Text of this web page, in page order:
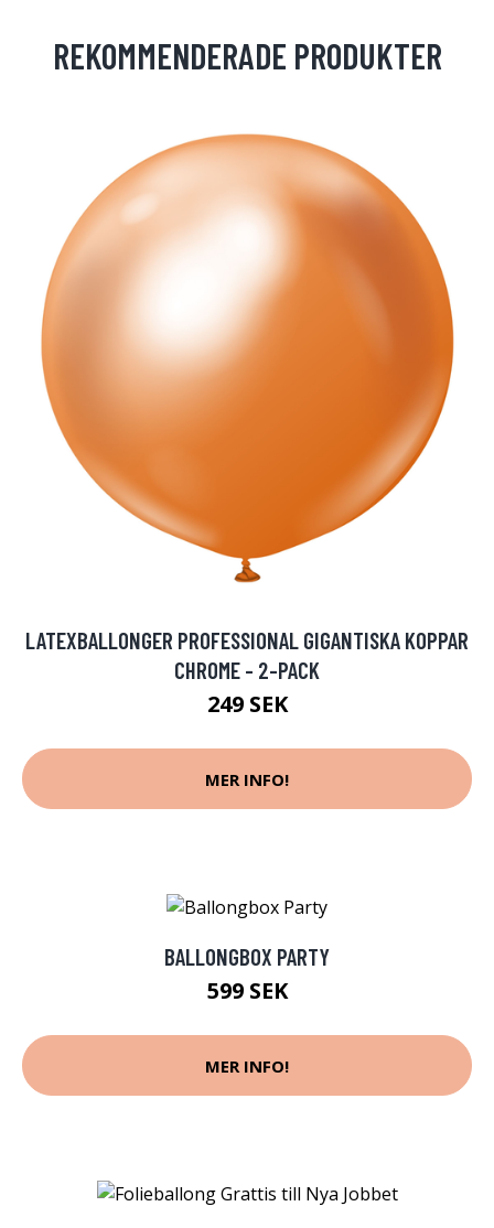
REKOMMENDERADE PRODUKTER
LATEXBALLONGER PROFESSIONAL GIGANTISKA KOPPAR
CHROME - 2-PACK
249 SEK
MER INFO!
BALLONGBOX PARTY
599 SEK
MER INFO!